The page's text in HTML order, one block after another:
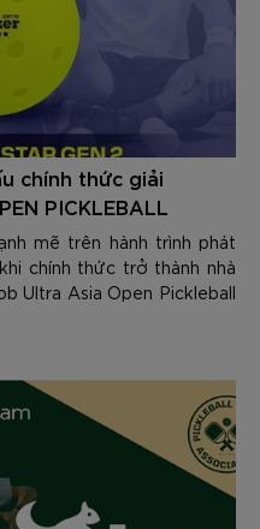
chính thức giải
PICKLEBALL
mẽ trên hành trình phát
chính thức trở thành nhà
Ultra Asia Open Pickleball
giải đấu pickleball quy
năm.